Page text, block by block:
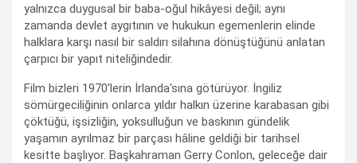
yalnızca duygusal bir baba-oğul hikâyesi değil; aynı
zamanda devlet aygıtının ve hukukun egemenlerin elinde
halklara karşı nasıl bir saldırı silahına dönüştüğünü anlatan
çarpıcı bir yapıt niteliğindedir.
Film bizleri 1970'lerin İrlanda'sına götürüyor. İngiliz
sömürgeciliğinin onlarca yıldır halkın üzerine karabasan gibi
çöktüğü, işsizliğin, yoksulluğun ve baskının gündelik
yaşamın ayrılmaz bir parçası hâline geldiği bir tarihsel
kesitte başlıyor. Başkahraman Gerry Conlon, geleceğe dair